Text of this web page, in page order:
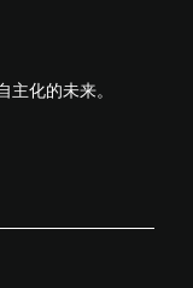
化的未来。